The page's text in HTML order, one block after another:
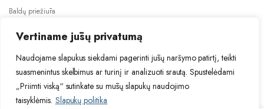
Vertiname jūsų privatumą
Naudojame slapukus siekdami pagerinti jūsų naršymo patirtį, teikti
suasmenintus skelbimus ar turinį ir analizuoti srautą. Spustelėdami
„Priimti viską“ sutinkate su mūsų slapukų naudojimo
taisyklėmis. Slapukų politika
Baldų priežiūra
2024 © Visos teisės saugomos. Be TauBaldai.lt sutikimo draudžiama